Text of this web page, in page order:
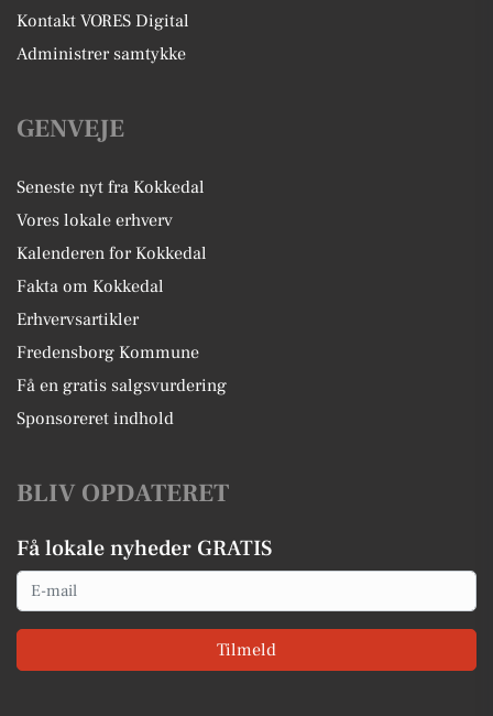
Kontakt VORES Digital
Administrer samtykke
GENVEJE
Seneste nyt fra Kokkedal
Vores lokale erhverv
Kalenderen for Kokkedal
Fakta om Kokkedal
Erhvervsartikler
Fredensborg Kommune
Få en gratis salgsvurdering
Sponsoreret indhold
BLIV OPDATERET
Få lokale nyheder GRATIS
Email
Tilmeld